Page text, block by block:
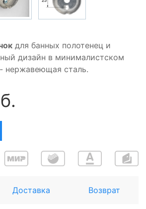
для банных полотенец и
дизайн в минималистском
нержавеющая сталь.
Доставка Возврат